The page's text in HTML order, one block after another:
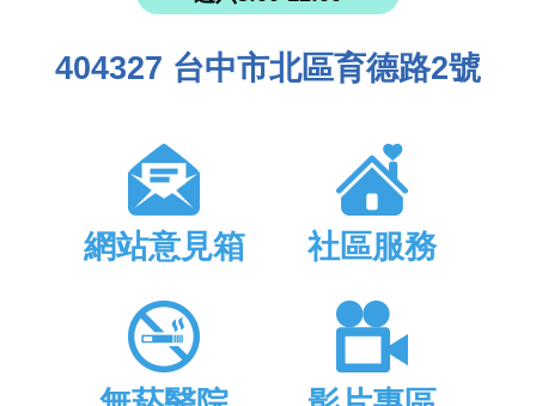
404327 台中市北區育德路2號
網站意見箱 社區服務